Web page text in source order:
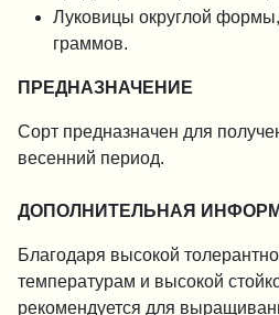
Луковицы округлой
граммов.
ПРЕДНАЗНАЧЕНИЕ
Сорт предназначен для
весенний период.
ДОПОЛНИТЕЛЬНАЯ
Благодаря высокой
температурам и высокой
рекомендуется для